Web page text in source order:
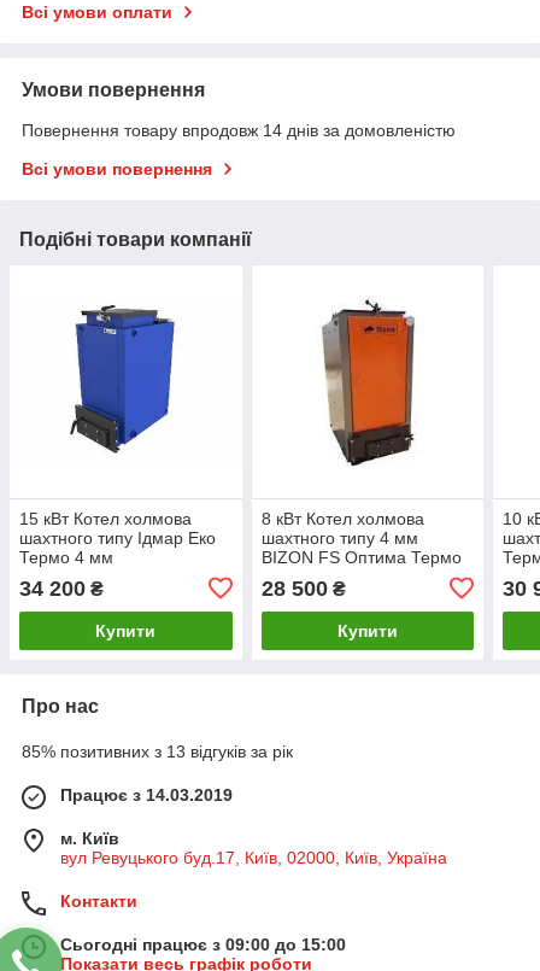
Всі умови оплати
Умови повернення
Повернення товару впродовж 14 днів за домовленістю
Всі умови повернення
Подібні товари компанії
15 кВт Котел холмова
шахтного типу Ідмар Еко
Термо 4 мм
34 200 ₴
Купити
8 кВт Котел холмова
шахтного типу 4 мм
BIZON FS Оптима Термо
28 500₴
Купити
10
30
Про нас
85% позитивних з 13 відгуків за рік
Працює з 14.03.2019
м. Київ
вул Ревуцького буд.17, Київ, 02000, Київ, Україна
Контакти
Сьогодні працює з 09:00 до 15:00
Показати весь графік роботи